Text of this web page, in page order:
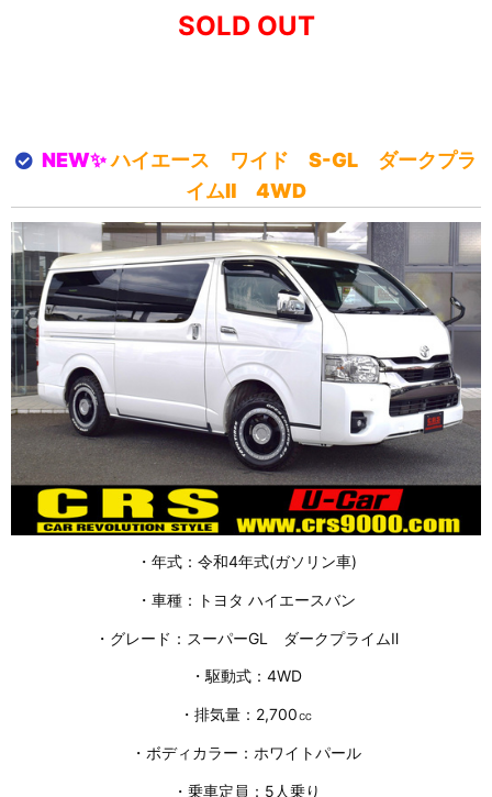
SOLD OUT
NEW✨ハイエース ワイド S-GL ダークプラ
イムⅡ 4WD
・年式：令和4年式(ガソリン車)
・車種：トヨタ ハイエースバン
・グレード：スーパーGL ダークプライムⅡ
・駆動式：4WD
・排気量：2,700㏄
・ボディカラー：ホワイトパール
・乗車定員：5人乗り